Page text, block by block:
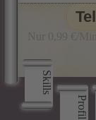
Skills
Profil